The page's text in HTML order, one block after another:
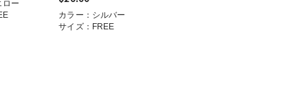
ロー
カラー：シルバー
サイズ：FREE